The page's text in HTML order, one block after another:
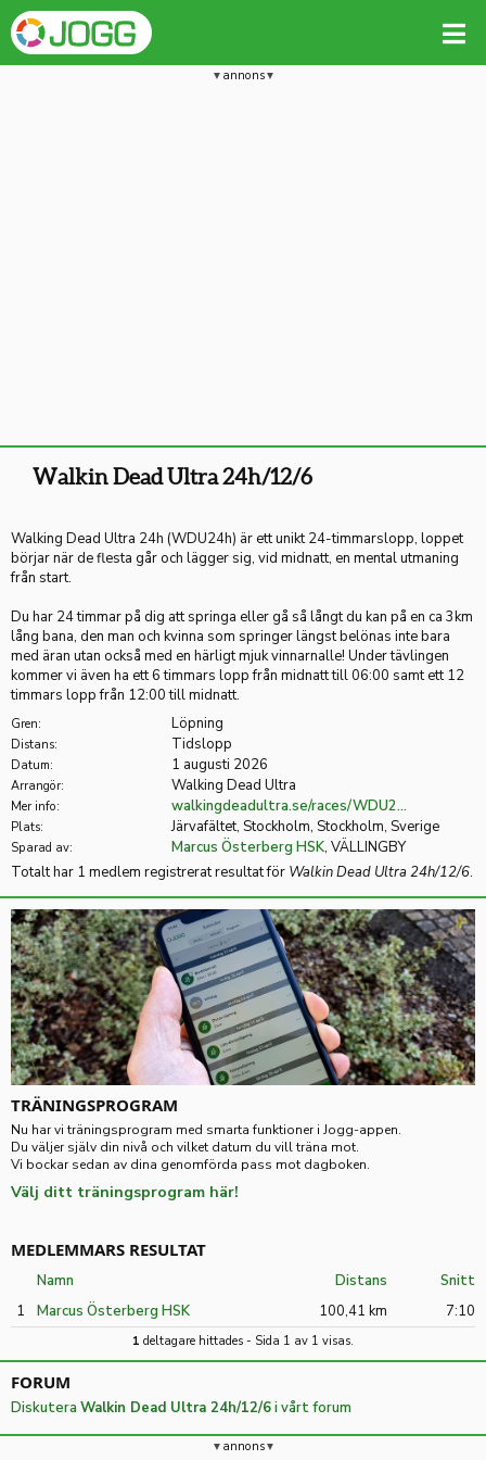
annons
Walkin Dead Ultra 24h/12/6
Walking Dead Ultra 24h (WDU24h) är ett unikt 24-timmarslopp, loppet
börjar när de flesta går och lägger sig, vid midnatt, en mental utmaning
från start.
Du har 24 timmar på dig att springa eller gå så långt du kan på en ca 3km
lång bana, den man och kvinna som springer längst belönas inte bara
med äran utan också med en härligt mjuk vinnarnalle! Under tävlingen
kommer vi även ha ett 6 timmars lopp från midnatt till 06:00 samt ett 12
timmars lopp från 12:00 till midnatt.
Gren: Löpning
Distans: Tidslopp
Datum: 1 augusti 2026
Arrangör: Walking Dead Ultra
Mer info: walkingdeadultra.se/races/WDU2...
Plats: Järvafältet, Stockholm, Stockholm, Sverige
Sparad av: Marcus Österberg HSK, VÄLLINGBY
Totalt har 1 medlem registrerat resultat för Walkin Dead Ultra 24h/12/6.
TRÄNINGSPROGRAM
Nu har vi träningsprogram med smarta funktioner i Jogg-appen.
Du väljer själv din nivå och vilket datum du vill träna mot.
Vi bockar sedan av dina genomförda pass mot dagboken.
Välj ditt träningsprogram här!
MEDLEMMARS RESULTAT
Namn Distans Snitt
1 deltagare hittades - Sida 1 av 1 visas.
1 Marcus Österberg HSK 100,41 km 7:10
FORUM
Diskutera Walkin Dead Ultra 24h/12/6i vårt forum
annons